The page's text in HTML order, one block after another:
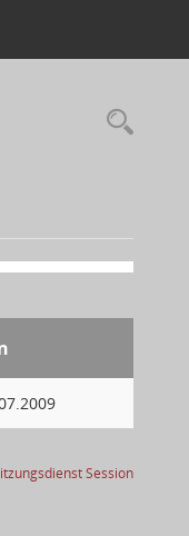
Session(Wird in